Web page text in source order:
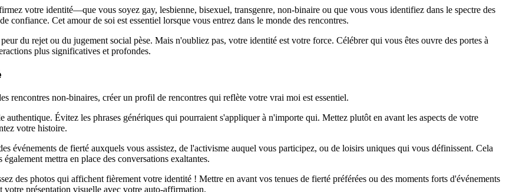
votre identité—que vous soyez gay, lesbienne, bisexuel, transgenre, non-binaire ou que vous vous identifiez dans le spectre des
Cet amour de soi est essentiel lorsque vous entrez dans le monde des rencontres.
du rejet ou du jugement social pèse. Mais n'oubliez pas, votre identité est votre force. Célébrer qui vous êtes ouvre des portes à
plus significatives et profondes.
rencontres non-binaires, créer un profil de rencontres qui reflète votre vrai moi est essentiel.
authentique. Évitez les phrases génériques qui pourraient s'appliquer à n'importe qui. Mettez plutôt en avant les aspects de votre
votre histoire.
événements de fierté auxquels vous assistez, de l'activisme auquel vous participez, ou de loisirs uniques qui vous définissent. Cela
mettra en place des conversations exaltantes.
des photos qui affichent fièrement votre identité ! Mettre en avant vos tenues de fierté préférées ou des moments forts d'événements
présentation visuelle avec votre auto-affirmation.